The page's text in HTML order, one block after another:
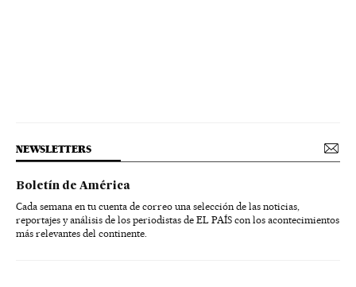
NEWSLETTERS
Boletín de América
Cada semana en tu cuenta de correo una selección de las noticias,
reportajes y análisis de los periodistas de EL PAÍS con los acontecimientos
más relevantes del continente.